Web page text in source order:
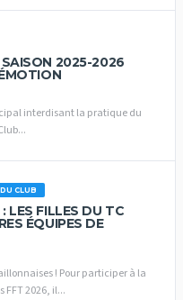
2025-2026
interdisant la pratique du
CLUB
LES FILLES DU TC
ÉQUIPES DE
! Pour participer à la
2026, il...